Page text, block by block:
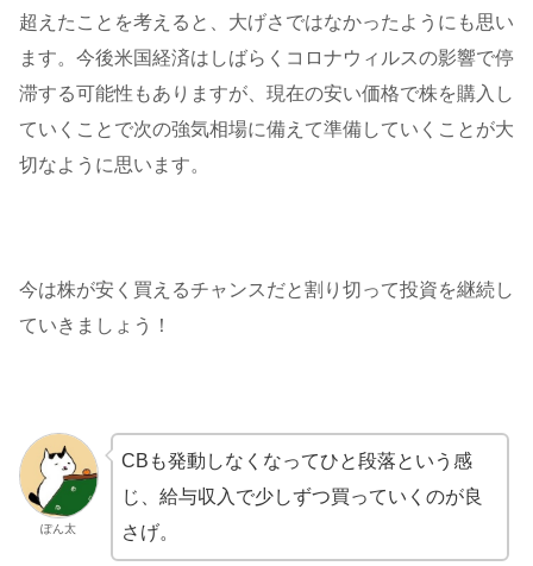
超えたことを考えると、大げさではなかったようにも思い
ます。今後米国経済はしばらくコロナウィルスの影響で停
滞する可能性もありますが、現在の安い価格で株を購入し
ていくことで次の強気相場に備えて準備していくことが大
切なように思います。
今は株が安く買えるチャンスだと割り切って投資を継続し
ていきましょう！
ぽん太
CBも発動しなくなってひと段落という感
じ、給与収入で少しずつ買っていくのが良
さげ。